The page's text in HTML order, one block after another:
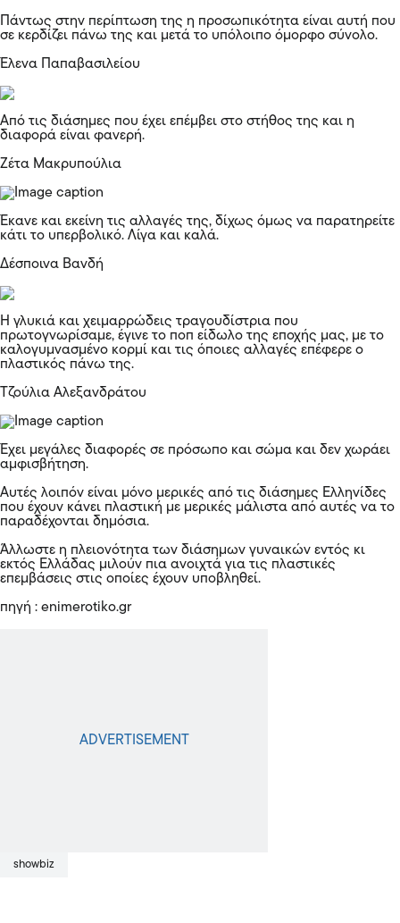
Πάντως στην περίπτωση της η προσωπικότητα είναι αυτή που
σε κερδίζει πάνω της και μετά το υπόλοιπο όμορφο σύνολο.
Έλενα Παπαβασιλείου
Από τις διάσημες που έχει επέμβει στο στήθος της και η
διαφορά είναι φανερή.
Ζέτα Μακρυπούλια
Έκανε και εκείνη τις αλλαγές της, δίχως όμως να παρατηρείτε
κάτι το υπερβολικό. Λίγα και καλά.
Δέσποινα Βανδή
Η γλυκιά και χειμαρρώδεις τραγουδίστρια που
πρωτογνωρίσαμε, έγινε το ποπ είδωλο της εποχής μας, με το
καλογυμνασμένο κορμί και τις όποιες αλλαγές επέφερε ο
πλαστικός πάνω της.
Τζούλια Αλεξανδράτου
Έχει μεγάλες διαφορές σε πρόσωπο και σώμα και δεν χωράει
αμφισβήτηση.
Αυτές λοιπόν είναι μόνο μερικές από τις διάσημες Ελληνίδες
που έχουν κάνει πλαστική με μερικές μάλιστα από αυτές να το
παραδέχονται δημόσια.
Άλλωστε η πλειονότητα των διάσημων γυναικών εντός κι
εκτός Ελλάδας μιλούν πια ανοιχτά για τις πλαστικές
επεμβάσεις στις οποίες έχουν υποβληθεί.
πηγή : enimerotiko.gr
showbiz